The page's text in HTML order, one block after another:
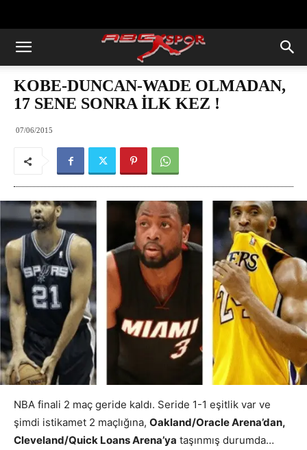
KOBE-DUNCAN-WADE OLMADAN,
17 SENE SONRA İLK KEZ !
07/06/2015
NBA finali 2 maç geride kaldı. Seride 1-1 eşitlik var ve
şimdi istikamet 2 maçlığına, Oakland/Oracle Arena’dan,
Cleveland/Quick Loans Arena’ya taşınmış durumda…